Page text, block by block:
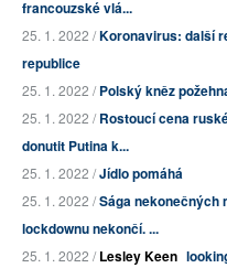
francouzské vlá...
25. 1. 2022 /Koronavirus: další
republice
25. 1. 2022 /Polský kněz
25. 1. 2022 /Rostoucí cena
donutit Putina k...
25. 1. 2022 /Jídlo pomáhá
25. 1. 2022 /Sága nekonečných
lockdownu nekončí. ...
25. 1. 2022 /Lesley Keen